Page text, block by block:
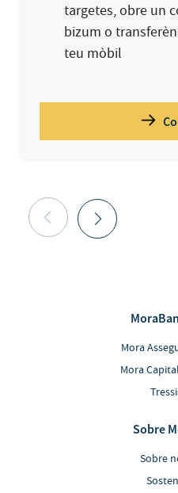
targetes, obre un
bizum o
teu mòbil
Mora
Mora
Sobre
Sobre